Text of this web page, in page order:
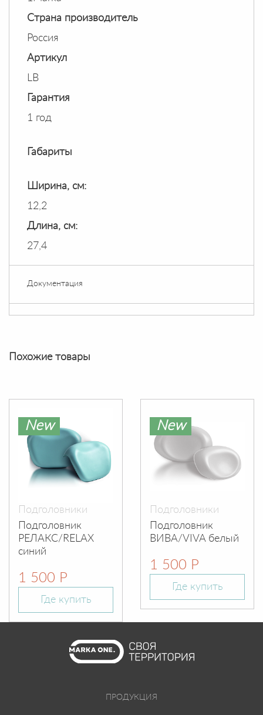
Страна производитель
Россия
Артикул
LB
Гарантия
1 год
Габариты
Ширина, см:
12,2
Длина, см:
27,4
Документация
Похожие товары
New
Подголовники
Подголовник
РЕЛАКС/RELAX
синий
1 500 Р
Где купить
New
Подголовники
Подголовник
ВИВА/VIVA белый
1 500 Р
Где купить
ПРОДУКЦИЯ